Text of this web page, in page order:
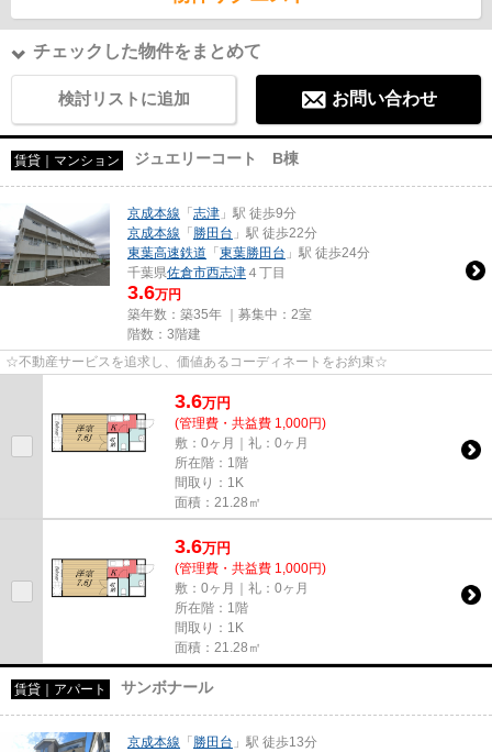
チェックした物件をまとめて
検討リストに追加 お問い合わせ
賃貸｜マンション ジュエリーコート B棟
京成本線 「志津 」駅 徒歩9分
京成本線 「勝田台 」駅 徒歩22分
東葉高速鉄道 「東葉勝田台 」駅 徒歩24分
千葉県佐倉市西志津 ４丁目
3.6万円
築年数：築35年 ｜募集中： 2室
階数：3階建
☆不動産サービスを追求し、価値あるコーディネートをお約束☆
3.6万円
(管理費・共益費 1,000円)
敷：0ヶ月｜礼：0ヶ月
所在階：1階
間取り：1K
面積：21.28㎡
3.6万円
(管理費・共益費 1,000円)
敷：0ヶ月｜礼：0ヶ月
所在階：1階
間取り：1K
面積：21.28㎡
賃貸｜アパート サンボナール
京成本線 「勝田台 」駅 徒歩13分